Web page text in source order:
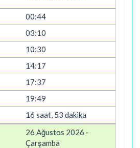
00:44
03:10
10:30
14:17
17:37
19:49
16 saat, 53 dakika
26 Ağustos 2026 -
Çarşamba